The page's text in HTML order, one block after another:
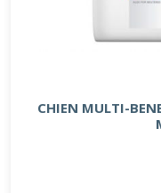
CHIEN MULTI-